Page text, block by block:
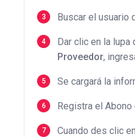
Buscar el usuario
Dar clic en la
Proveedor,
Se cargará la
Registra el
Cuando des clic en